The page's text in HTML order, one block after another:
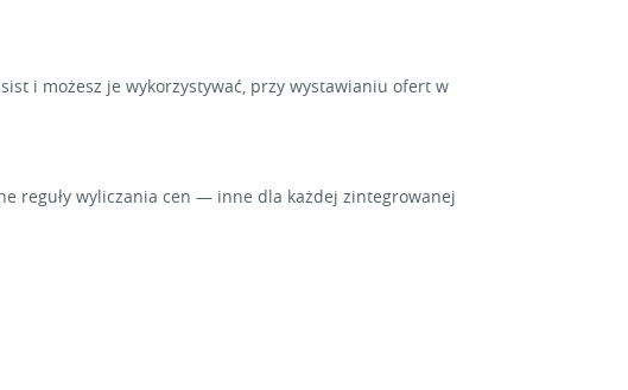
i możesz je wykorzystywać, przy wystawianiu ofert w
reguły wyliczania cen — inne dla każdej zintegrowanej